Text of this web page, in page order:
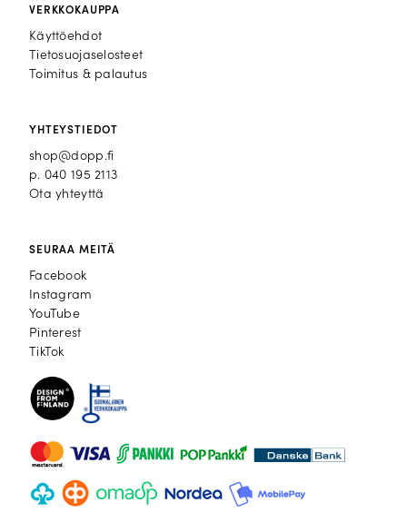
VERKKOKAUPPA
Käyttöehdot
Tietosuojaselosteet
Toimitus & palautus
YHTEYSTIEDOT
shop@dopp.fi
p. 040 195 2113
Ota yhteyttä
SEURAA MEITÄ
Facebook
Facebook
Instagram
Instagram
YouTube
YouTube
Pinterest
Pinterest
TikTok
TikTok